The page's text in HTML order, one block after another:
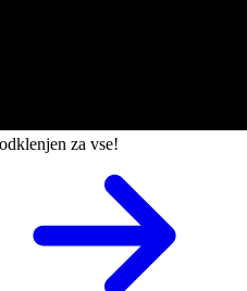
za vse!